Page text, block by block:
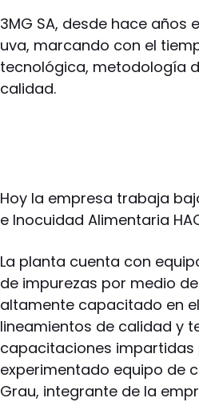
3MG SA, desde hace
uva, marcando con el
tecnológica, metodología
calidad.
Hoy la empresa trabaja
e Inocuidad Alimentaria
La planta cuenta con
de impurezas por medio
altamente capacitado en
lineamientos de calidad y
capacitaciones impartidas
experimentado equipo de
Grau, integrante de la